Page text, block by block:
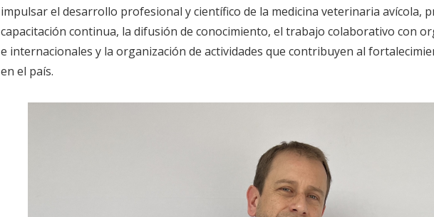
impulsar el desarrollo profesional y científico de la medicina veterinaria avícola,
capacitación continua, la difusión de conocimiento, el trabajo colaborativo con
e internacionales y la organización de actividades que contribuyen al
en el país.